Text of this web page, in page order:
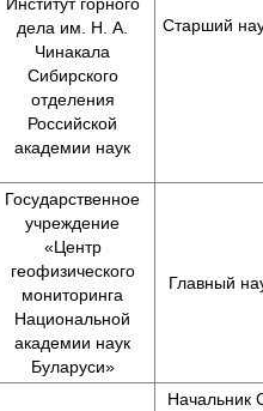
дела им. Н. А.
Чинакала
Сибирского
отделения
Российской
академии наук
Старший
Государственное
учреждение
«Центр
геофизического
мониторинга
Национальной
академии наук
Буларуси»
Главный
Начальник